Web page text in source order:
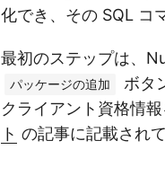
化でき、その SQL コ
最初のステップは、
パッケージの追加 ボタ
クライアント資格情
ト の記事に記載され